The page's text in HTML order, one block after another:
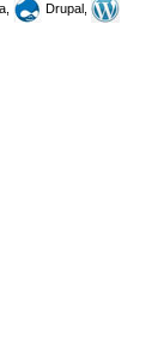
Drupal,